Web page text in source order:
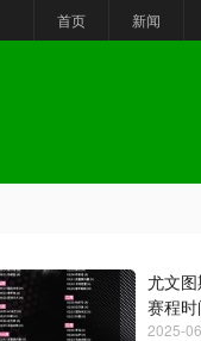
首页 新闻
尤文
赛程
2025-